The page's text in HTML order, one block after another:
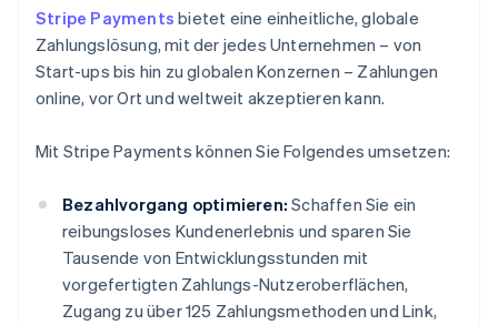
Stripe Payments bietet eine einheitliche, globale
Zahlungslösung, mit der jedes Unternehmen – von
Start-ups bis hin zu globalen Konzernen – Zahlungen
online, vor Ort und weltweit akzeptieren kann.
Mit Stripe Payments können Sie Folgendes umsetzen:
Bezahlvorgang optimieren: Schaffen Sie ein
reibungsloses Kundenerlebnis und sparen Sie
Tausende von Entwicklungsstunden mit
vorgefertigten Zahlungs-Nutzeroberflächen,
Zugang zu über 125 Zahlungsmethoden und Link,